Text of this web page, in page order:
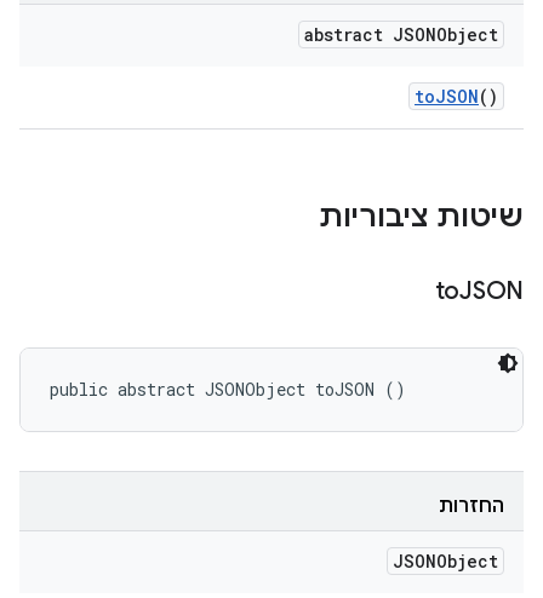
abstract JSONObject
toJSON()
שיטות ציבוריות
toJSON
public abstract JSONObject toJSON ()
החזרות
JSONObject